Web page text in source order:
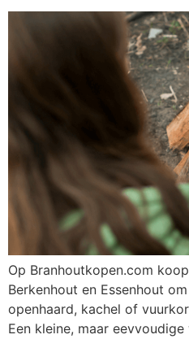
Op Branhoutkopen.com
Berkenhout en Essenhout
openhaard, kachel of
Een kleine, maar